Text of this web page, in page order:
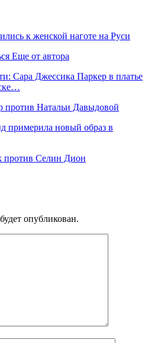
к женской наготе на Руси
Еще от автора
Сара Джессика Паркер в платье
против Натальи Давыдовой
примерила новый образ в
Селин Дион
опубликован.